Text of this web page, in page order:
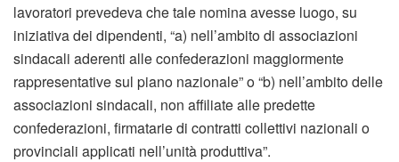
lavoratori prevedeva che tale nomina avesse luogo, su
iniziativa dei dipendenti, “a) nell’ambito di associazioni
sindacali aderenti alle confederazioni maggiormente
rappresentative sul piano nazionale” o “b) nell’ambito delle
associazioni sindacali, non affiliate alle predette
confederazioni, firmatarie di contratti collettivi nazionali o
provinciali applicati nell’unità produttiva”.